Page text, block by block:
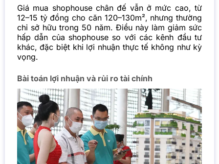
Giá mua shophouse chân đế vẫn ở mức cao, từ
12–15 tỷ đồng cho căn 120–130m², nhưng thường
chỉ sở hữu trong 50 năm. Điều này làm giảm sức
hấp dẫn của shophouse so với các kênh đầu tư
khác, đặc biệt khi lợi nhuận thực tế không như kỳ
vọng.
Bài toán lợi nhuận và rủi ro tài chính